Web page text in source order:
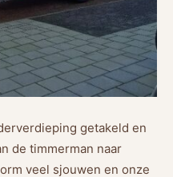
getakeld en
de timmerman naar
veel sjouwen en onze